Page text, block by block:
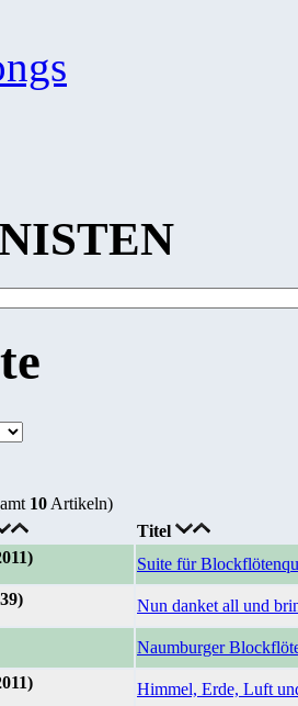
10 Artikeln)
Titel
Suite für
Nun danket all und
Naumburger
Himmel, Erde, Luft